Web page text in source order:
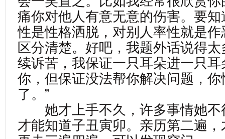
痛你对他人有意无意的伤害。要
性是性格洒脱，对别人率性就是
区分清楚。好吧，我题外话说得
续诉苦，我保证一只耳朵进一只
你，但保证没法帮你解决问题，
了。”
她才上手不久，许多事情她不
才能知道子丑寅卯。亲历第二遍